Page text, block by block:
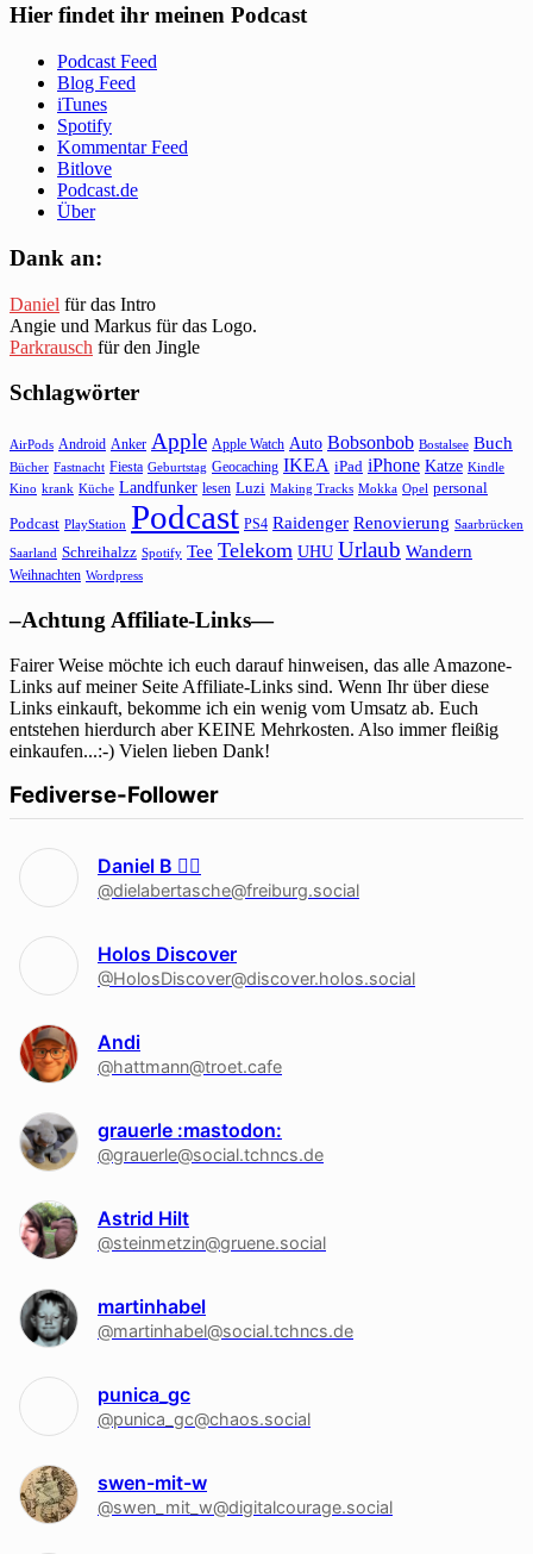
Hier findet ihr meinen Podcast
Podcast Feed
Blog Feed
iTunes
Spotify
Kommentar Feed
Bitlove
Podcast.de
Über
Dank an:
Daniel für das Intro
Angie und Markus für das Logo.
Parkrausch für den Jingle
Schlagwörter
AirPods Android Anker Apple Apple Watch Auto Bobsonbob Bostalsee Buch
Bücher Fastnacht Fiesta Geburtstag Geocaching IKEA iPad iPhone Katze Kindle
Kino krank Küche Landfunker lesen Luzi Making Tracks Mokka Opel personal
Podcast PlayStation Podcast PS4 Raidenger Renovierung Saarbrücken
Saarland Schreihalzz Spotify Tee Telekom UHU Urlaub Wandern
Weihnachten Wordpress
–Achtung Affiliate-Links—
Fairer Weise möchte ich euch darauf hinweisen, das alle Amazone-
Links auf meiner Seite Affiliate-Links sind. Wenn Ihr über diese
Links einkauft, bekomme ich ein wenig vom Umsatz ab. Euch
entstehen hierdurch aber KEINE Mehrkosten. Also immer fleißig
einkaufen...:-) Vielen lieben Dank!
Fediverse-Follower
Daniel B 🏳‍🌈
@dielabertasche@freiburg.social
Holos Discover
@HolosDiscover@discover.holos.social
Andi
@hattmann@troet.cafe
grauerle :mastodon:
@grauerle@social.tchncs.de
Astrid Hilt
@steinmetzin@gruene.social
martinhabel
@martinhabel@social.tchncs.de
punica_gc
@punica_gc@chaos.social
swen-mit-w
@swen_mit_w@digitalcourage.social